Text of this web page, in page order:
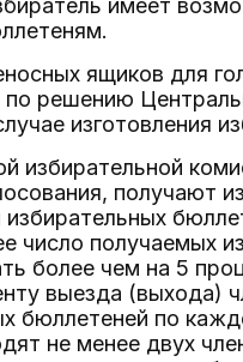
имеет
ящиков для
по решению
изготовления
избирательной
получают
число получаемых
более чем на 5
выезда (выхода)
бюллетеней по
не менее двух